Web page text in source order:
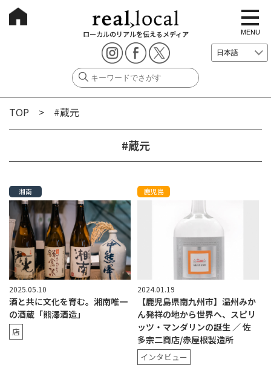
ローカルのリアルを伝えるメディア
t
o
g
g
e
i
i
MENU
TOP > #蔵元
#蔵元
湘南
2025.05.10
酒と共に文化を育む。湘南唯一
の酒蔵「熊澤酒造」
店
鹿児島
2024.01.19
【鹿児島県南九州市】温州みか
ん発祥の地から世界へ、スピリ
ッツ・マンダリンの誕生 ／ 佐
多宗二商店/赤屋根製造所
インタビュー